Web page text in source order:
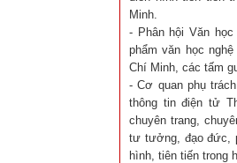
Minh.
- Phân hội Văn
phẩm văn học
Chí Minh, các tấm
- Cơ quan phụ
thông tin điện tử
chuyên trang,
tư tưởng, đạo đức,
hình, tiên tiến trong